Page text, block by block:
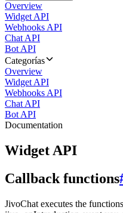
Overview
Widget API
Webhooks API
Chat API
Bot API
Categorías
Overview
Widget API
Webhooks API
Chat API
Bot API
Documentation
Widget API
Callback functions
JivoChat executes the